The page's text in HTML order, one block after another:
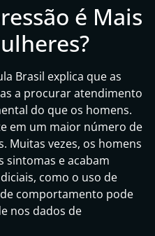
é Mais
Brasil explica que as
a procurar atendimento
do que os homens.
em um maior número de
Muitas vezes, os homens
sintomas e acabam
como o uso de
comportamento pode
nos dados de